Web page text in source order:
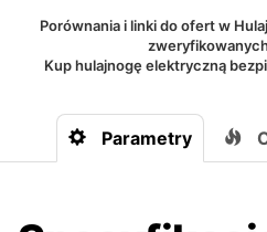
Porównania i linki do ofert w
Kup hulajnogę elektryczną
Parametry